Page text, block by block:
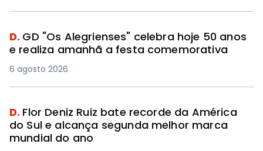
D. GD "Os Alegrienses" celebra hoje 50 anos
e realiza amanhã a festa comemorativa
6 agosto 2026
D. Flor Deniz Ruiz bate recorde da América
do Sul e alcança segunda melhor marca
mundial do ano